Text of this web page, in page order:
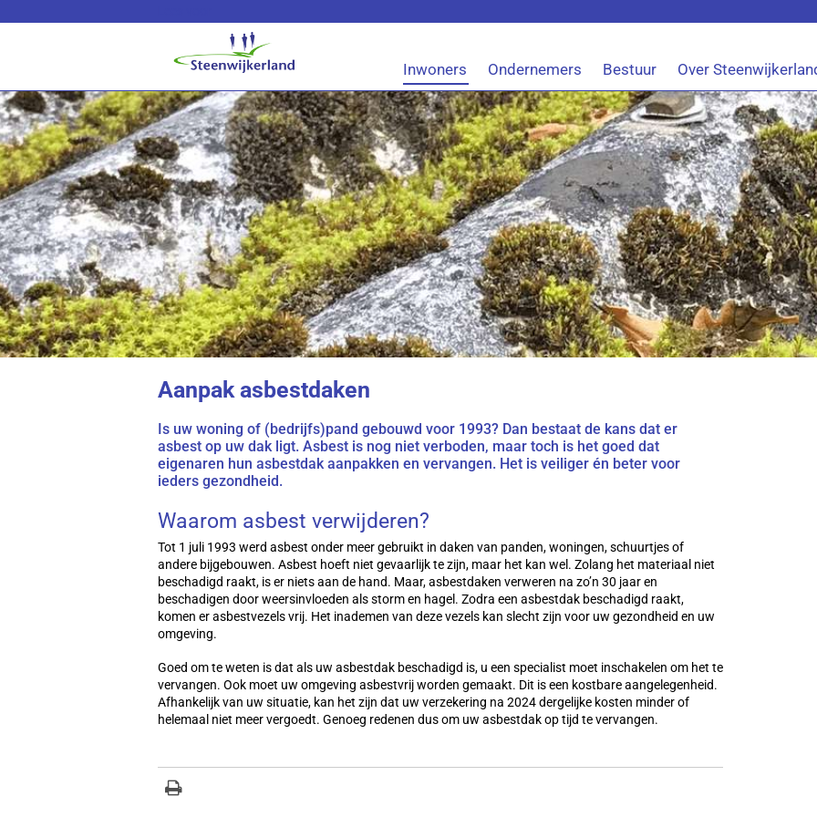
Inwoners Ondernemers Bestuur Over
Aanpak asbestdaken
Is uw woning of (bedrijfs)pand gebouwd voor 1993? Dan bestaat de kans dat er
asbest op uw dak ligt. Asbest is nog niet verboden, maar toch is het goed dat
eigenaren hun asbestdak aanpakken en vervangen. Het is veiliger én beter voor
ieders gezondheid.
Waarom asbest verwijderen?
Tot 1 juli 1993 werd asbest onder meer gebruikt in daken van panden, woningen, schuurtjes of
andere bijgebouwen. Asbest hoeft niet gevaarlijk te zijn, maar het kan wel. Zolang het materiaal niet
beschadigd raakt, is er niets aan de hand. Maar, asbestdaken verweren na zo’n 30 jaar en
beschadigen door weersinvloeden als storm en hagel. Zodra een asbestdak beschadigd raakt,
komen er asbestvezels vrij. Het inademen van deze vezels kan slecht zijn voor uw gezondheid en uw
omgeving.
Goed om te weten is dat als uw asbestdak beschadigd is, u een specialist moet inschakelen om het te
vervangen. Ook moet uw omgeving asbestvrij worden gemaakt. Dit is een kostbare aangelegenheid.
Afhankelijk van uw situatie, kan het zijn dat uw verzekering na 2024 dergelijke kosten minder of
helemaal niet meer vergoedt. Genoeg redenen dus om uw asbestdak op tijd te vervangen.